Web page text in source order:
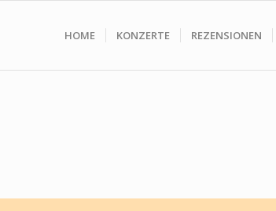
HOME KONZERTE REZENSIONEN